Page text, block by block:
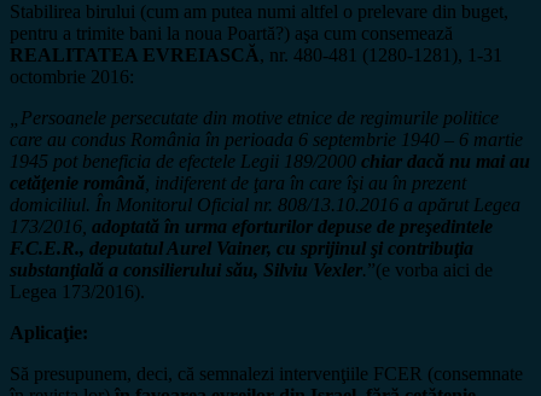
Stabilirea birului (cum am putea numi altfel o prelevare din buget,
pentru a trimite bani la noua Poartă?) aşa cum consemează
REALITATEA EVREIASCĂ, nr. 480-481 (1280-1281), 1-31
octombrie 2016:
„Persoanele persecutate din motive etnice de regimurile politice
care au condus România în perioada 6 septembrie 1940 – 6 martie
1945 pot beneficia de efectele Legii 189/2000 chiar dacă nu mai au
cetăţenie română , indiferent de ţara în care îşi au în prezent
domiciliul. În Monitorul Oficial nr. 808/13.10.2016 a apărut Legea
173/2016, adoptată în urma eforturilor depuse de preşedintele
F.C.E.R., deputatul Aurel Vainer, cu sprijinul şi contribuţia
substanţială a consilierului său, Silviu Vexler.”(e vorba aici de
Legea 173/2016).
Aplicaţie:
Să presupunem, deci, că semnalezi intervenţiile FCER (consemnate